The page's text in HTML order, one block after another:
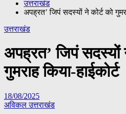
उत्तराखंड
अपह्रत’ जिपं सदस्यों ने कोर्ट को
उत्तराखंड
अपह्रत’ जिपं सदस्यों
गुमराह किया-हाईकोर्ट
18/08/2025
अविकल उत्तराखंड